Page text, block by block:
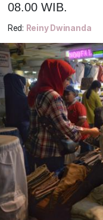
08.00 WIB.
Red: Reiny Dwinanda